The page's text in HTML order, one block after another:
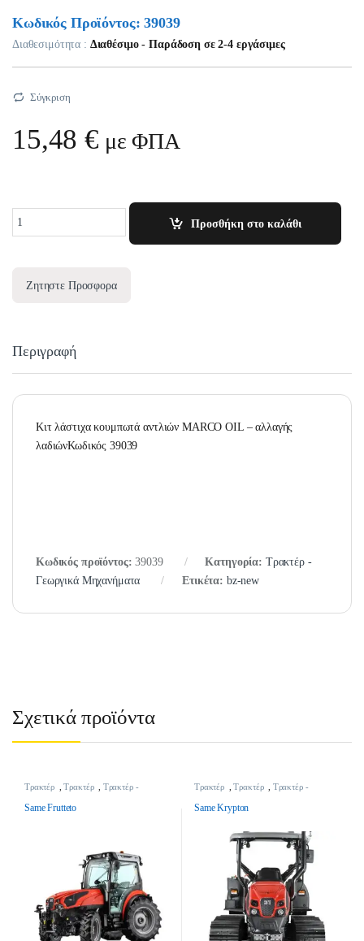
Κωδικός Προϊόντος: 39039
Διαθεσιμότητα : Διαθέσιμο - Παράδοση σε 2-4 εργάσιμες
Σύγκριση
15,48€ με ΦΠΑ
Προσθήκη στο καλάθι
Ζητηστε Προσφορα
Περιγραφή
Κιτ λάστιχα κουμπωτά αντλιών MARCO OIL – αλλαγής
λαδιώνΚωδικός 39039
Κωδικός προϊόντος:39039 Κατηγορία: Τρακτέρ -
Γεωργικά Μηχανήματα
Ετικέτα: bz-new
Σχετικά προϊόντα
Τρακτέρ ,Τρακτέρ
Τρακτέρ -
Same Frutteto
Τρακτέρ ,Τρακτέρ
Τρακτέρ -
Same Krypton